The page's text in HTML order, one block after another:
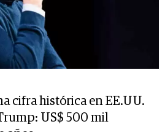
cifra histórica en EE.UU.
US$ 500 mil